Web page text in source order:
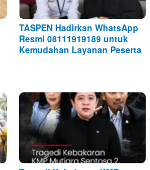
TASPEN Hadirkan WhatsApp
Resmi 08111919189 untuk
Kemudahan Layanan Peserta